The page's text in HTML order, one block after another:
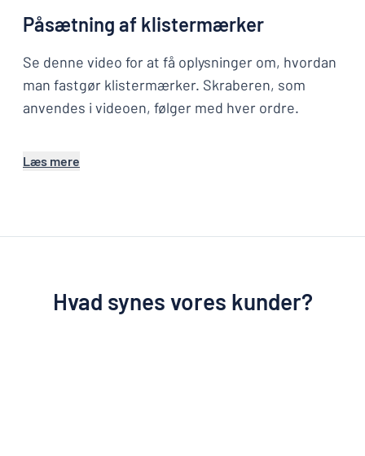
Påsætning af klistermærker
Se denne video for at få oplysninger om, hvordan
man fastgør klistermærker. Skraberen, som
anvendes i videoen, følger med hver ordre.
Læs mere
Hvad synes vores kunder?